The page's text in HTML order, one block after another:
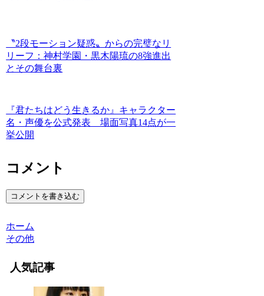
〝2段モーション疑惑〟からの完璧なリ
リーフ：神村学園・黒木陽琉の8強進出
とその舞台裏
『君たちはどう生きるか』キャラクター
名・声優を公式発表 場面写真14点が一
挙公開
コメント
コメントを書き込む
ホーム
その他
人気記事